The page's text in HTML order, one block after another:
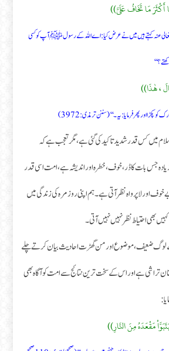
أَكْثَرَ مَا تَخَافُ عَلَىَّ))
عنہ کہتے ہیں میں نے عرض کیا: اے اللہ کے رسول ﷺ آپ کو کسی
، هٰذَا))
اور پھر فرمایا: یہ۔‘‘ (سننن ترمذی:3972)
میں کس قدر شدید تاکید کی گئی ہے، مگر تعجب ہے کہ
بات کا ڈر، خوف ، خطرہ اور اندیشہ ہے ، امت اسی قدر
اور لا پرواہ نظر آتی ہے۔ ہم اپنی روز مرہ کی زندگی میں
بھی احتیاط نظر نہیں نہیں آتی۔
لوگ ضعیف، موضوع اور من گھڑت احادیث بیان کرتے چلے
ہے اور اس کے سخت ترین نتائج سے امت کو آگاہ بھی
مَقْعَدَهُ مِنَ النَّارِ))